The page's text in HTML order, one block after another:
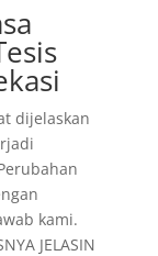
dijelaskan
kami.
JELASIN